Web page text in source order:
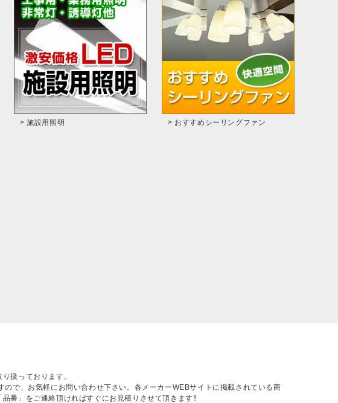
> 施設用照明 > おすすめシーリングファン
扱っております。
で、お気軽にお問い合わせ下さい。各メーカーWEBサイトに掲載されている商
番」をご連絡頂ければすぐにお見積りさせて頂きます‼